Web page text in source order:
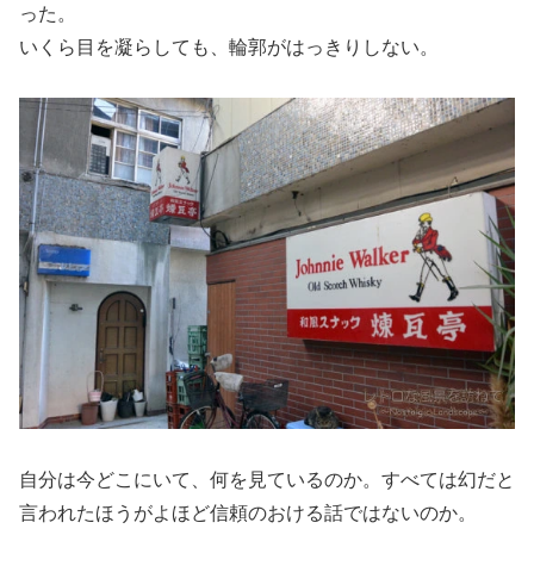
った。
いくら目を凝らしても、輪郭がはっきりしない。
自分は今どこにいて、何を見ているのか。すべては幻だと
言われたほうがよほど信頼のおける話ではないのか。